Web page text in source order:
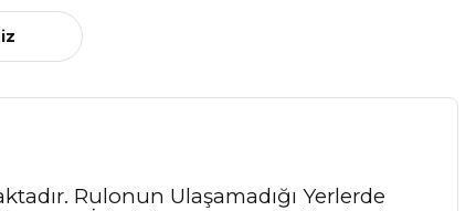
Rulonun Ulaşamadığı Yerlerde